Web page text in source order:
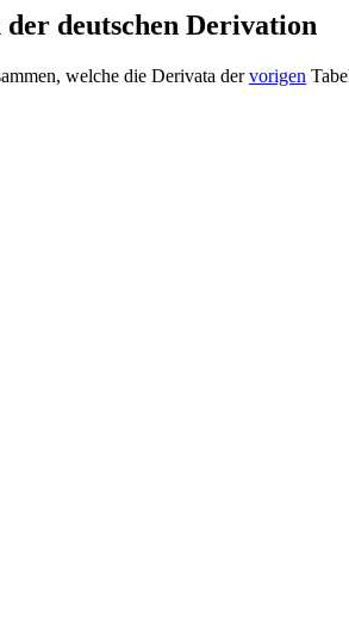
deutschen Derivation
welche die Derivata dervorigen